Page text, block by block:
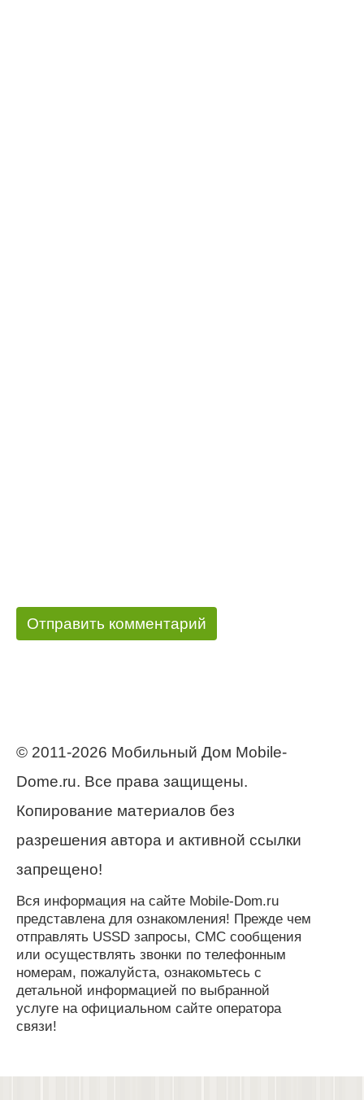
© 2011-2026 Мобильный Дом Mobile-
Dome.ru. Все права защищены.
Копирование материалов без
разрешения автора и активной ссылки
запрещено!
Вся информация на сайте Mobile-Dom.ru
представлена для ознакомления! Прежде чем
отправлять USSD запросы, СМС сообщения
или осуществлять звонки по телефонным
номерам, пожалуйста, ознакомьтесь с
детальной информацией по выбранной
услуге на официальном сайте оператора
связи!